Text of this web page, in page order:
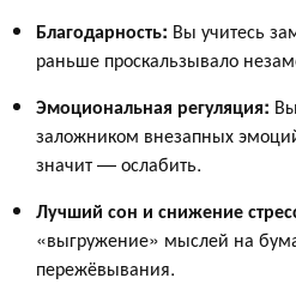
Благодарность: Вы учитесь
раньше проскальзывало
Эмоциональная регуляция:
заложником внезапных
значит — ослабить.
Лучший сон и снижение
«выгружение» мыслей на
пережёвывания.